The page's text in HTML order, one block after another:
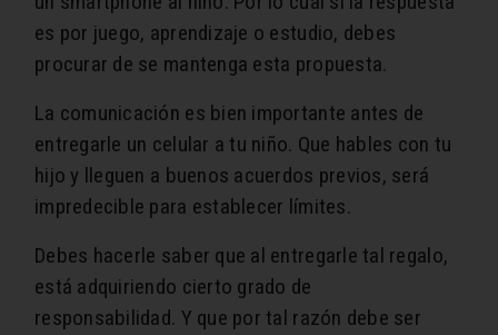
es por juego, aprendizaje o estudio, debes
procurar de se mantenga esta propuesta.
La comunicación es bien importante antes de
entregarle un celular a tu niño. Que hables con tu
hijo y lleguen a buenos acuerdos previos, será
impredecible para establecer límites.
Debes hacerle saber que al entregarle tal regalo,
está adquiriendo cierto grado de
responsabilidad. Y que por tal razón debe ser